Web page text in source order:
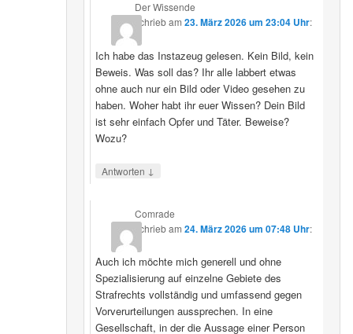
Der Wissende
schriebam23. März 2026 um 23:04 Uhr:
Ich habe das Instazeug gelesen. Kein Bild, kein
Beweis. Was soll das? Ihr alle labbert etwas
ohne auch nur ein Bild oder Video gesehen zu
haben. Woher habt ihr euer Wissen? Dein Bild
ist sehr einfach Opfer und Täter. Beweise?
Wozu?
Antworten ↓
Comrade
schriebam24. März 2026 um 07:48 Uhr:
Auch ich möchte mich generell und ohne
Spezialisierung auf einzelne Gebiete des
Strafrechts vollständig und umfassend gegen
Vorverurteilungen aussprechen. In eine
Gesellschaft, in der die Aussage einer Person